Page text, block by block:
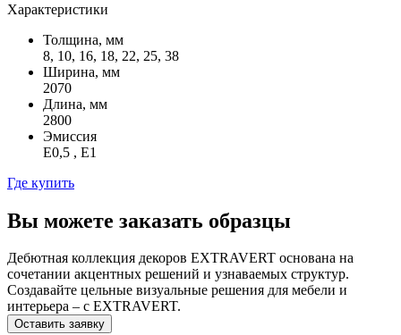
Характеристики
Толщина, мм
8, 10, 16, 18, 22, 25, 38
Ширина, мм
2070
Длина, мм
2800
Эмиссия
Е0,5 , Е1
Где купить
Вы можете заказать образцы
Дебютная коллекция декоров EXTRAVERT основана на
сочетании акцентных решений и узнаваемых структур.
Создавайте цельные визуальные решения для мебели и
интерьера – с EXTRAVERT.
Оставить заявку